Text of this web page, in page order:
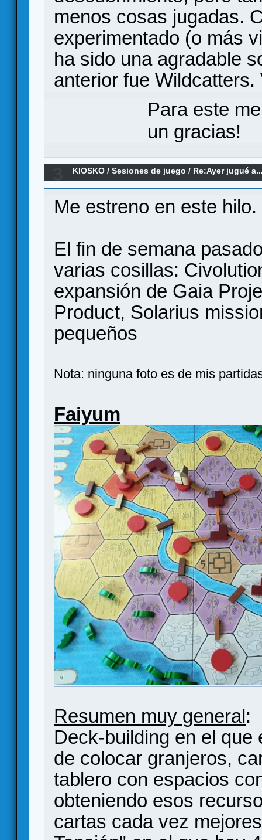
menos cosas jugadas.
experimentado (o más
ha sido una agradable
anterior fue
Para este
un gracias!
KIOSKO /Sesiones de juego / Re:Ayer jugué
Me estreno en este hilo.
El fin de semana
varias cosillas:
expansión de Gaia
Product, Solarius
pequeños
Nota: ninguna foto es de mis
Faiyum
Resumen muy general:
Deck-building en el
de colocar granjeros,
tablero con espacios
obteniendo esos
cartas cada vez